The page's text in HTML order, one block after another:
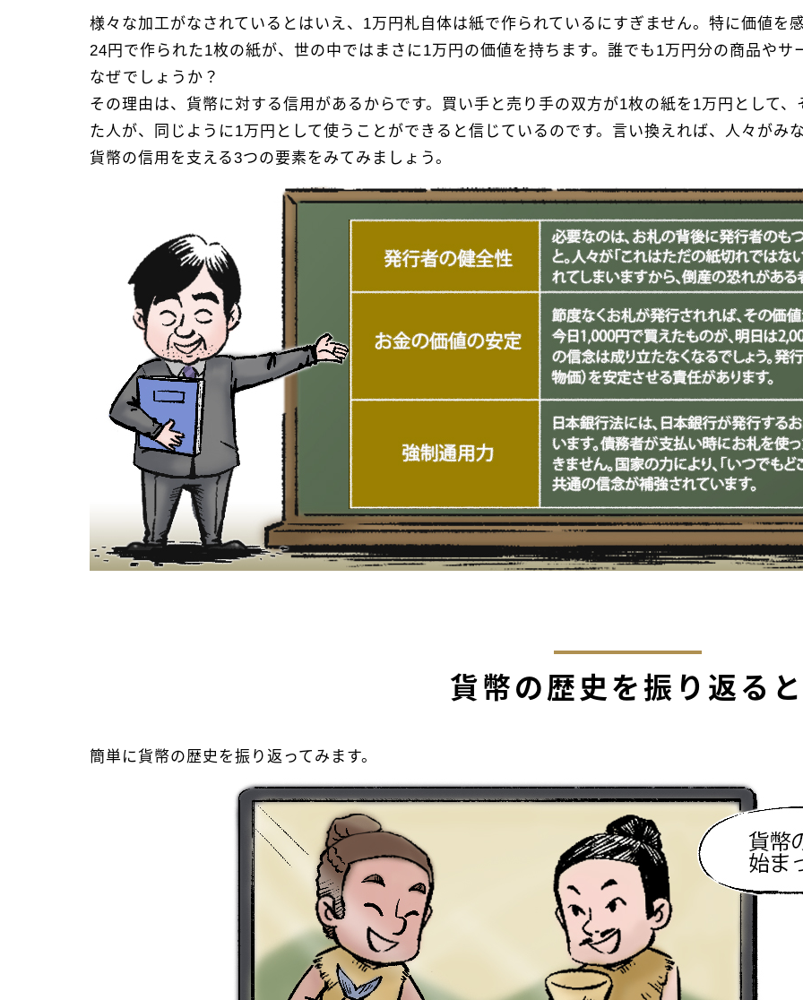
様々な加工がなされているとはいえ、1万円札自体は紙で作られているにすぎません。特に価値を
24円で作られた1枚の紙が、世の中ではまさに1万円の価値を持ちます。誰でも1万円分の商品や
なぜでしょうか？
その理由は、貨幣に対する信用があるからです。買い手と売り手の双方が1枚の紙を1万円として
た人が、同じように1万円として使うことができると信じているのです。言い換えれば、人々がみ
貨幣の信用を支える3つの要素をみてみましょう。
貨幣の歴史を振り返る
簡単に貨幣の歴史を振り返ってみます。